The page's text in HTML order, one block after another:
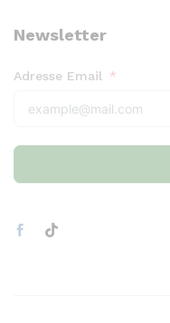
Newsletter
Adresse Email